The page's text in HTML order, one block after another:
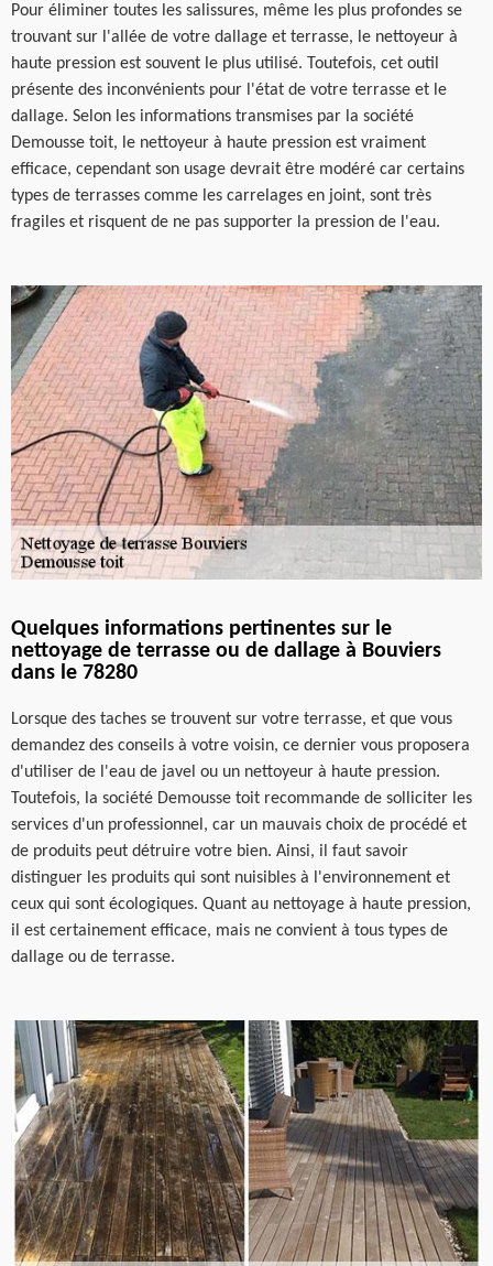
Pour éliminer toutes les salissures, même les plus profondes se
trouvant sur l'allée de votre dallage et terrasse, le nettoyeur à
haute pression est souvent le plus utilisé. Toutefois, cet outil
présente des inconvénients pour l'état de votre terrasse et le
dallage. Selon les informations transmises par la société
Demousse toit, le nettoyeur à haute pression est vraiment
efficace, cependant son usage devrait être modéré car certains
types de terrasses comme les carrelages en joint, sont très
fragiles et risquent de ne pas supporter la pression de l'eau.
Quelques informations pertinentes sur le
nettoyage de terrasse ou de dallage à Bouviers
dans le 78280
Lorsque des taches se trouvent sur votre terrasse, et que vous
demandez des conseils à votre voisin, ce dernier vous proposera
d'utiliser de l'eau de javel ou un nettoyeur à haute pression.
Toutefois, la société Demousse toit recommande de solliciter les
services d'un professionnel, car un mauvais choix de procédé et
de produits peut détruire votre bien. Ainsi, il faut savoir
distinguer les produits qui sont nuisibles à l'environnement et
ceux qui sont écologiques. Quant au nettoyage à haute pression,
il est certainement efficace, mais ne convient à tous types de
dallage ou de terrasse.